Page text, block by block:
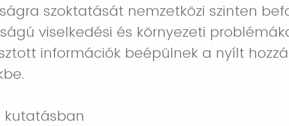
szoktatását nemzetközi szinten
viselkedési és környezeti
információk beépülnek a nyílt
kutatásban